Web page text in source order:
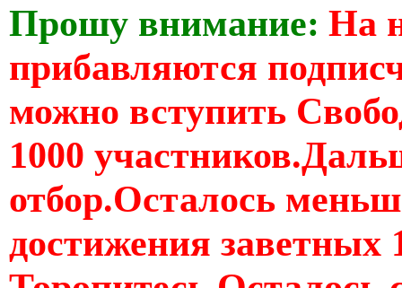
Прошу внимание: На
прибавляются
можно вступить
1000
отбор.Осталось
достижения заветных